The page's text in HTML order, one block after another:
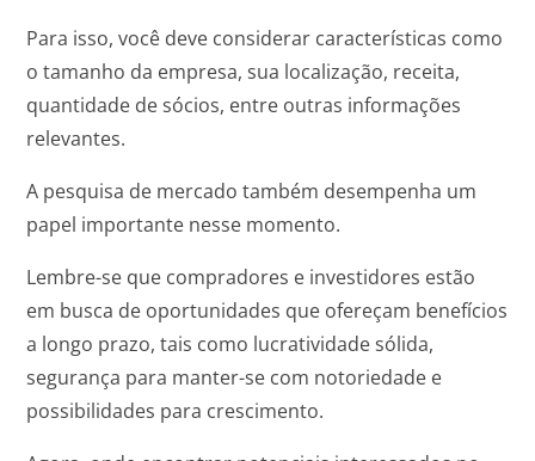
Para isso, você deve considerar características como
o tamanho da empresa, sua localização, receita,
quantidade de sócios, entre outras informações
relevantes.
A pesquisa de mercado também desempenha um
papel importante nesse momento.
Lembre-se que compradores e investidores estão
em busca de oportunidades que ofereçam benefícios
a longo prazo, tais como lucratividade sólida,
segurança para manter-se com notoriedade e
possibilidades para crescimento.